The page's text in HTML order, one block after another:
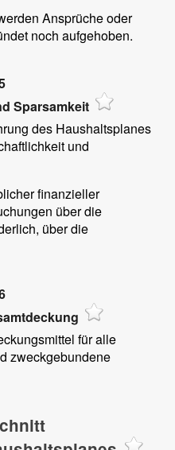
Ansprüche oder
noch aufgehoben.
Sparsamkeit
des Haushaltsplanes
und
finanzieller
über die
über die
für alle
zweckgebundene